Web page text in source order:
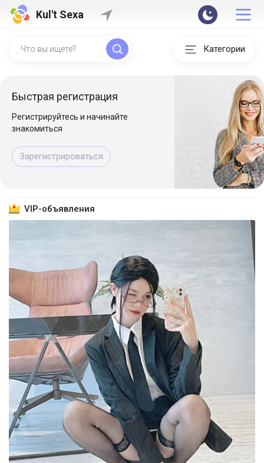
Kul't Sexa
Категории
Быстрая регистрация
Регистрируйтесь и начинайте
знакомиться
Зарегистрироваться
VIP-объявления